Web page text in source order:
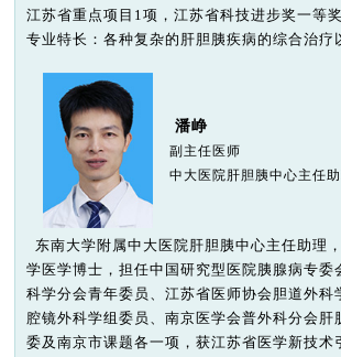
江苏省重点项目1项，江苏省科技进步奖一等
专业特长：各种复杂的肝胆胰疾病的综合治疗
潘峥
副主任医师
中大医院肝胆胰中心主任
东南大学附属中大医院肝胆胰中心主任助理
学医学博士，担任中国研究型医院胰腺病专
科学分会青年委员、江苏省医师协会胆道外
腔镜外科学组委员、南京医学会普外科分会
委及南京市课题各一项，获江苏省医学新技